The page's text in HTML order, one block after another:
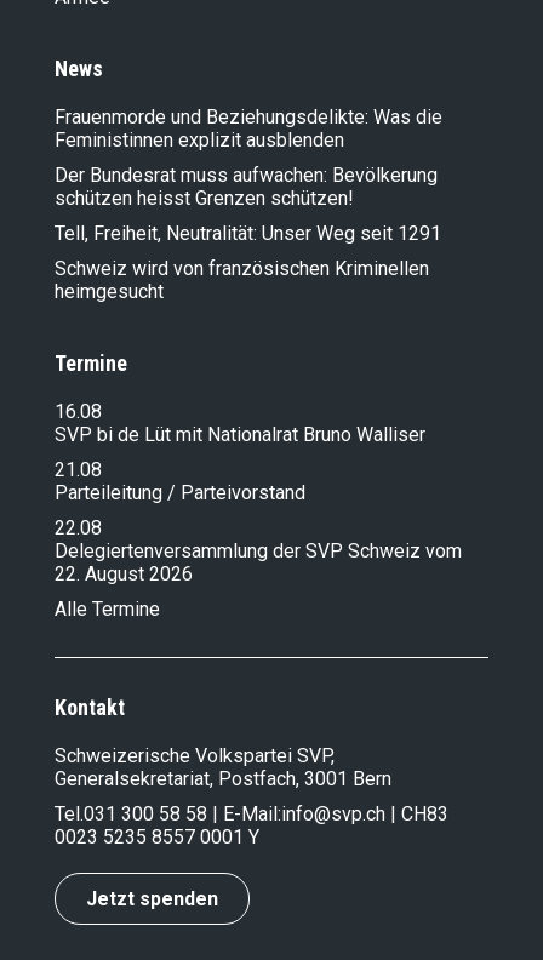
News
Frauenmorde und Beziehungsdelikte: Was die
Feministinnen explizit ausblenden
Der Bundesrat muss aufwachen: Bevölkerung
schützen heisst Grenzen schützen!
Tell, Freiheit, Neutralität: Unser Weg seit 1291
Schweiz wird von französischen Kriminellen
heimgesucht
Termine
16.08
SVP bi de Lüt mit Nationalrat Bruno Walliser
21.08
Parteileitung / Parteivorstand
22.08
Delegiertenversammlung der SVP Schweiz vom
22. August 2026
Alle Termine
Kontakt
Schweizerische Volkspartei SVP,
Generalsekretariat, Postfach, 3001 Bern
Tel.031 300 58 58 | E-Mail:info@svp.ch | CH83
0023 5235 8557 0001 Y
Jetzt spenden